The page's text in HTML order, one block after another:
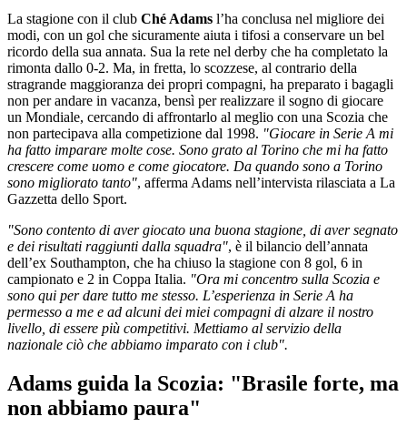
La stagione con il club Ché Adams l’ha conclusa nel migliore dei
modi, con un gol che sicuramente aiuta i tifosi a conservare un bel
ricordo della sua annata. Sua la rete nel derby che ha completato la
rimonta dallo 0-2. Ma, in fretta, lo scozzese, al contrario della
stragrande maggioranza dei propri compagni, ha preparato i bagagli
non per andare in vacanza, bensì per realizzare il sogno di giocare
un Mondiale, cercando di affrontarlo al meglio con una Scozia che
non partecipava alla competizione dal 1998. "Giocare in Serie A mi
ha fatto imparare molte cose. Sono grato al Torino che mi ha fatto
crescere come uomo e come giocatore. Da quando sono a Torino
sono migliorato tanto", afferma Adams nell’intervista rilasciata a La
Gazzetta dello Sport.
"Sono contento di aver giocato una buona stagione, di aver segnato
e dei risultati raggiunti dalla squadra", è il bilancio dell’annata
dell’ex Southampton, che ha chiuso la stagione con 8 gol, 6 in
campionato e 2 in Coppa Italia. "Ora mi concentro sulla Scozia e
sono qui per dare tutto me stesso. L’esperienza in Serie A ha
permesso a me e ad alcuni dei miei compagni di alzare il nostro
livello, di essere più competitivi. Mettiamo al servizio della
nazionale ciò che abbiamo imparato con i club".
Adams guida la Scozia: "Brasile forte, ma
non abbiamo paura"